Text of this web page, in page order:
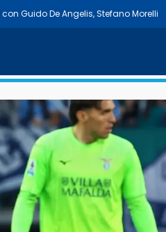
con Guido De Angelis,Stefano Morelli